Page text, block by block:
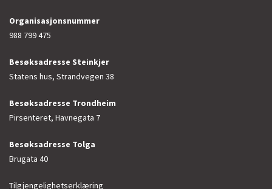
Organisasjonsnummer
988 799 475
Besøksadresse Steinkjer
Statens hus, Strandvegen 38
Besøksadresse Trondheim
Pirsenteret, Havnegata 7
Besøksadresse Tolga
Brugata 40
Tilgjengelighetserklæring